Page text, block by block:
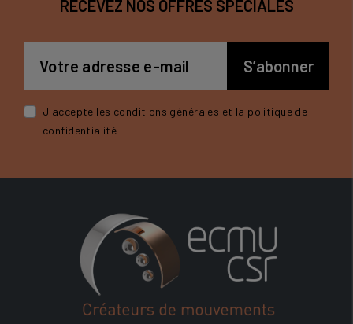
RECEVEZ NOS OFFRES SPÉCIALES
J'accepte les conditions générales et la politique de
confidentialité